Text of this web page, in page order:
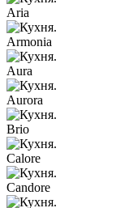
Aria
Armonia
Aura
Aurora
Brio
Calore
Candore